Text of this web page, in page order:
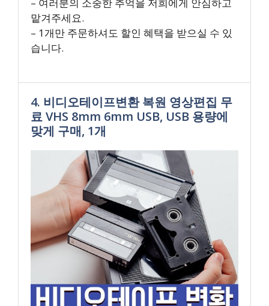
맡겨주세요.
– 1개만 주문하셔도 할인 혜택을 받으실 수 있
습니다.
4. 비디오테이프변환 복원 영상편집 무
료 VHS 8mm 6mm USB, USB 용량에
맞게 구매, 1개